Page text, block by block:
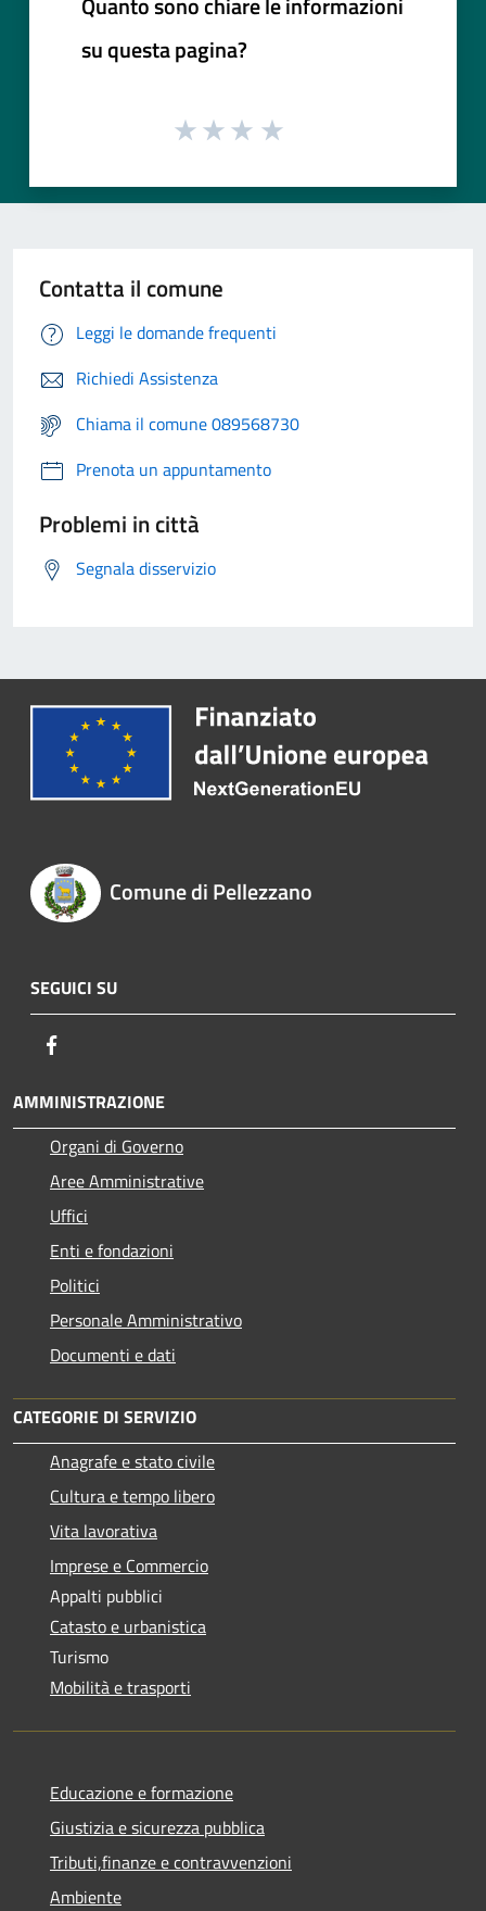
su questa pagina?
Contatta il comune
Leggi le domande frequenti
Richiedi Assistenza
Chiama il comune 089568730
Prenota un appuntamento
Problemi in città
Segnala disservizio
Comune di Pellezzano
SEGUICI SU
AMMINISTRAZIONE
Organi di Governo
Aree Amministrative
Uffici
Enti e fondazioni
Politici
Personale Amministrativo
Documenti e dati
CATEGORIE DI SERVIZIO
Anagrafe e stato civile
Cultura e tempo libero
Vita lavorativa
Imprese e Commercio
Appalti pubblici
Catasto e urbanistica
Turismo
Mobilità e trasporti
Educazione e formazione
Giustizia e sicurezza pubblica
Tributi,finanze e contravvenzioni
Ambiente